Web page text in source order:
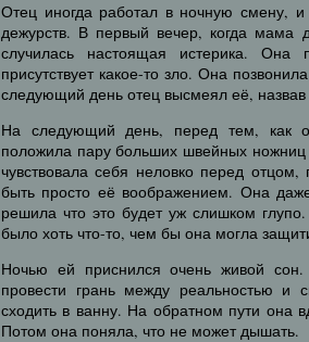
Отец иногда работал в ночную смену,
дежурств. В первый вечер, когда мама
случилась настоящая истерика. Она
присутствует какое-то зло. Она
следующий день отец высмеял её, назвав
На следующий день, перед тем, как
положила пару больших швейных
чувствовала себя неловко перед
быть просто её воображением. Она
решила что это будет уж слишком
было хоть что-то, чем бы она могла
Ночью ей приснился очень живой
провести грань между реальностью и
сходить в ванну. На обратном пути она
Потом она поняла, что не может дышать.